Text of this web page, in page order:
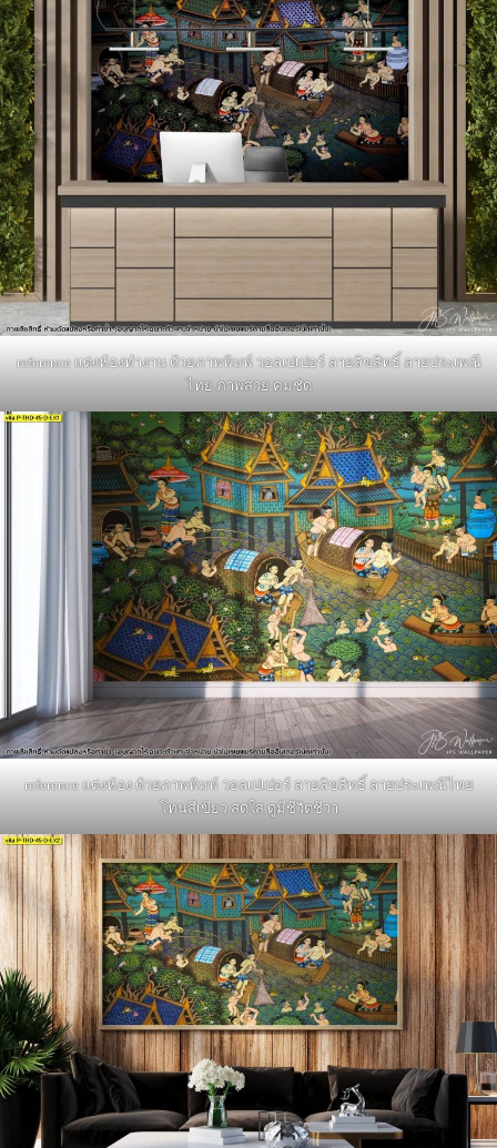
reference แต่งห้องทำงาน ด้วยภาพพิมพ์ วอลเปเปอร์ ลายลิขสิทธิ์ ลายประเพณี
ไทย ภาพสวย คมชัด
reference แต่งห้อง ด้วยภาพพิมพ์ วอลเปเปอร์ ลายลิขสิทธิ์ ลายประเพณีไทย
โทนสีเขียว สดใส ดูมีชีวิตชีวา